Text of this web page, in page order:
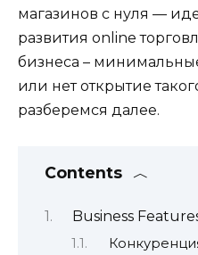
магазинов с нуля —
развития online
бизнеса –
или нет открытие
разберемся далее.
Contents
Business